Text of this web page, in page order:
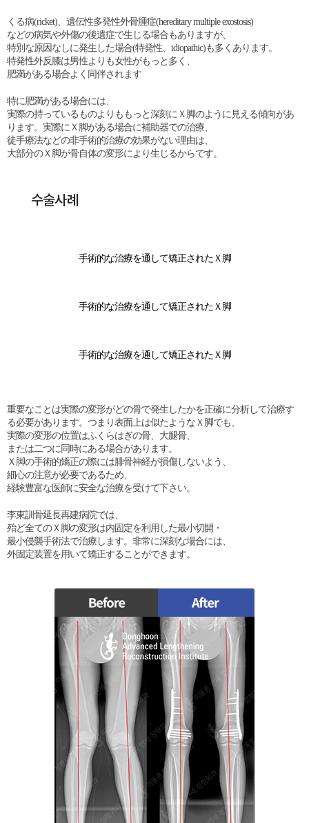
くる病(ricket)、遺伝性多発性外骨腫症(hereditary multiple exostosis)
などの病気や外傷の後遺症で生じる場合もありますが、
特別な原因なしに発生した場合(特発性、idiopathic)も多くあります。
特発性外反膝は男性よりも女性がもっと多く、
肥満がある場合よく同伴されます
特に肥満がある場合には、
実際の持っているものよりももっと深刻にＸ脚のように見える傾向があ
ります。実際にＸ脚がある場合に補助器での治療、
徒手療法などの非手術的治療の効果がない理由は、
大部分のＸ脚が骨自体の変形により生じるからです。
수술사례
手術的な治療を通して矯正されたＸ脚
手術的な治療を通して矯正されたＸ脚
手術的な治療を通して矯正されたＸ脚
重要なことは実際の変形がどの骨で発生したかを正確に分析して治療す
る必要があります。つまり表面上は似たようなＸ脚でも、
実際の変形の位置はふくらはぎの骨、大腿骨、
または二つに同時にある場合があります。
Ｘ脚の手術的矯正の際には腓骨神経が損傷しないよう、
細心の注意が必要であるため、
経験豊富な医師に安全な治療を受けて下さい。
李東訓骨延長再建病院では、
殆ど全てのＸ脚の変形は内固定を利用した最小切開・
最小侵襲手術法で治療します。非常に深刻な場合には、
外固定装置を用いて矯正することができます。